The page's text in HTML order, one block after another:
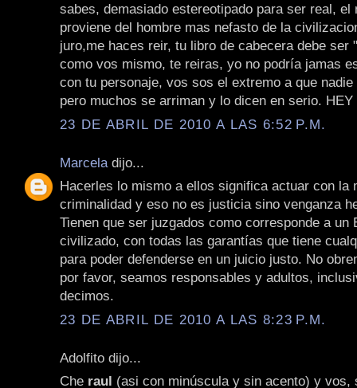
sabes, demasiado estereotipado para ser real, el
proviene del hombre mas nefasto de la
juro,me haces reir, tu libro de cabecera debe ser
como vos mismo, te reiras, yo no podría jamas
con tu personaje, vos sos el extremo a que nadie
pero muchos se arriman y lo dicen en serio. HEY
23 DE ABRIL DE 2010 A LAS 6:52 P.M.
Marcela dijo...
Hacerles lo mismo a ellos significa actuar con la
criminalidad y eso no es justicia sino venganza
Tienen que ser juzgados como corresponde a un
civilizado, con todas las garantías que tiene
para poder defenderse en un juicio justo. No
por favor, seamos responsables y adultos,
decimos.
23 DE ABRIL DE 2010 A LAS 8:23 P.M.
Adolfito dijo...
Che raul (asi con minúscula y sin acento) y vos,